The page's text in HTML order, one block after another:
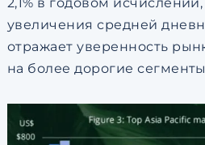
увеличения средней
отражает уверенность
на более дорогие